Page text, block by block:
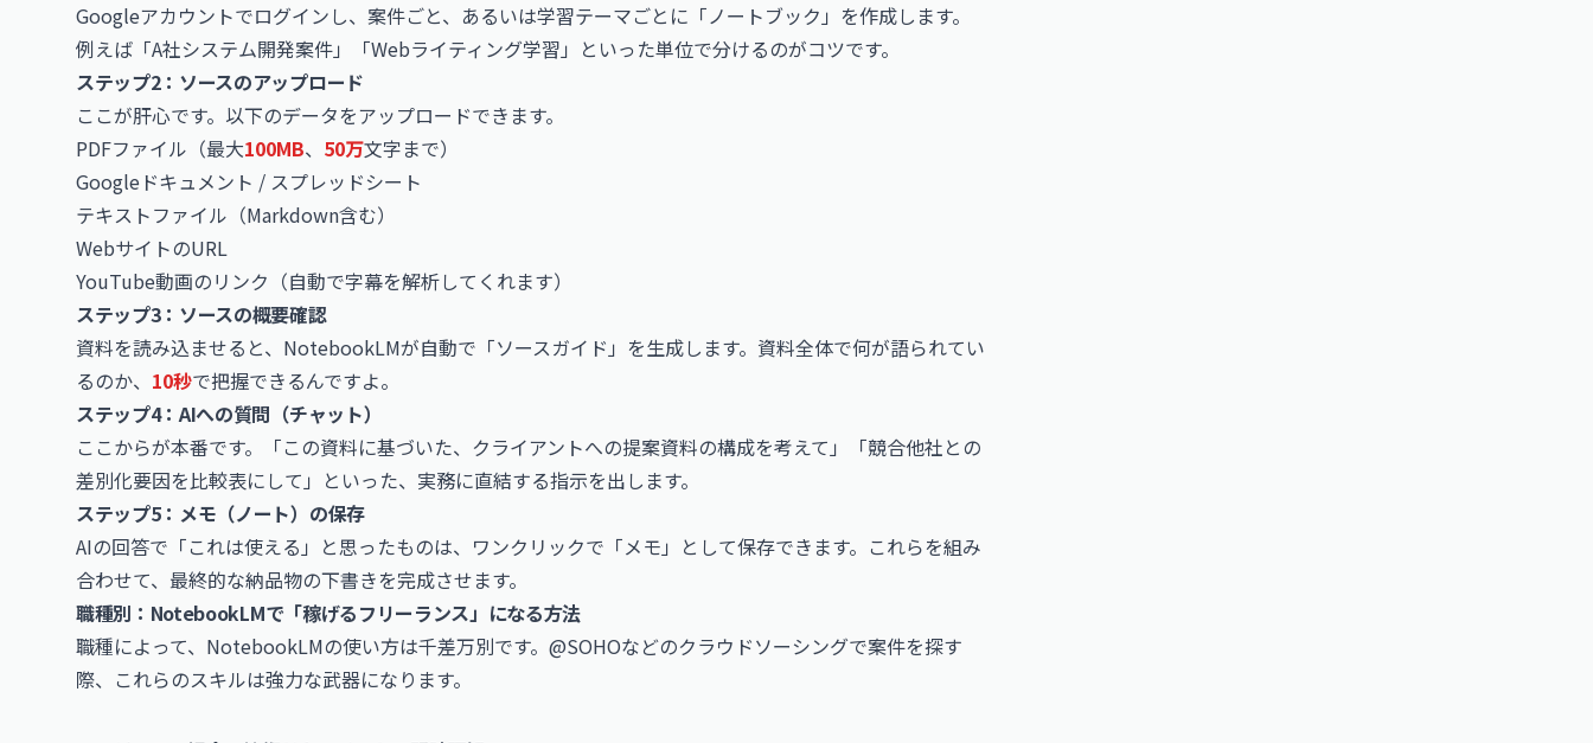
Googleアカウントでログインし、案件ごと、あるいは学習テーマごとに「ノートブック」を作成します。
例えば「A社システム開発案件」「Webライティング学習」といった単位で分けるのがコツです。
ステップ2：ソースのアップロード
ここが肝心です。以下のデータをアップロードできます。
PDFファイル（最大100MB、 50万文字まで）
Googleドキュメント / スプレッドシート
テキストファイル（Markdown含む）
WebサイトのURL
YouTube動画のリンク（自動で字幕を解析してくれます）
ステップ3：ソースの概要確認
資料を読み込ませると、NotebookLMが自動で「ソースガイド」を生成します。資料全体で何が語られてい
るのか、 10秒で把握できるんですよ。
ステップ4：AIへの質問（チャット）
ここからが本番です。「この資料に基づいた、クライアントへの提案資料の構成を考えて」「競合他社との
差別化要因を比較表にして」といった、実務に直結する指示を出します。
ステップ5：メモ（ノート）の保存
AIの回答で「これは使える」と思ったものは、ワンクリックで「メモ」として保存できます。これらを組み
合わせて、最終的な納品物の下書きを完成させます。
職種別：NotebookLMで「稼げるフリーランス」になる方法
職種によって、NotebookLMの使い方は千差万別です。@SOHOなどのクラウドソーシングで案件を探す
際、これらのスキルは強力な武器になります。